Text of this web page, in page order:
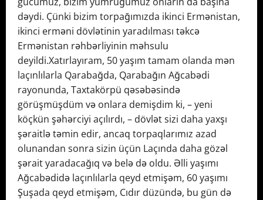
dəydi. Çünki bizim torpağımızda ikinci Ermənistan,
ikinci erməni dövlətinin yaradılması təkcə
Ermənistan rəhbərliyinin məhsulu
deyildi.Xatırlayıram, 50 yaşım tamam olanda mən
laçınlılarla Qarabağda, Qarabağın Ağcabədi
rayonunda, Taxtakörpü qəsəbəsində
görüşmüşdüm və onlara demişdim ki, – yeni
köçkün şəhərciyi açılırdı, – dövlət sizi daha yaxşı
şəraitlə təmin edir, ancaq torpaqlarımız azad
olunandan sonra sizin üçün Laçında daha gözəl
şərait yaradacağıq və belə də oldu. Əlli yaşımı
Ağcabədidə laçınlılarla qeyd etmişəm, 60 yaşımı
Şuşada qeyd etmişəm, Cıdır düzündə, bu gün də